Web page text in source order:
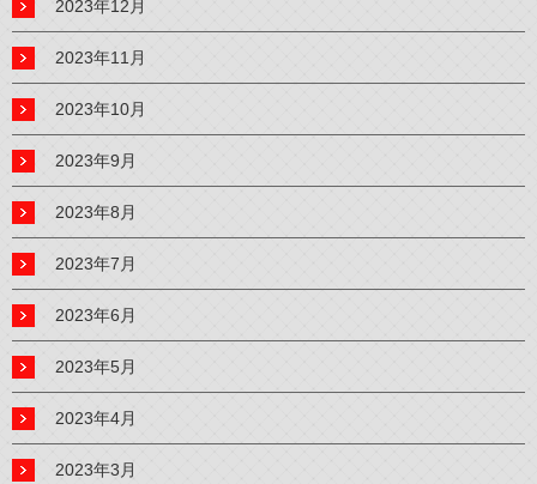
2023年12月
2023年11月
2023年10月
2023年9月
2023年8月
2023年7月
2023年6月
2023年5月
2023年4月
2023年3月